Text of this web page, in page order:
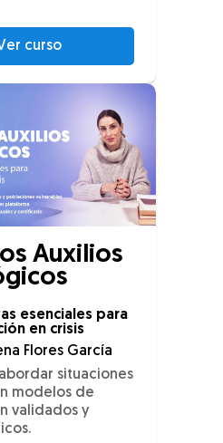
curso
Auxilios
esenciales para
en crisis
Flores García
situaciones
modelos de
validados y